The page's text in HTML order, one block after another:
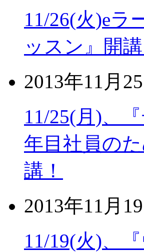
11/26(火)eラ
ッスン』開講
2013年11月
11/25(月)、
年目社員の
講！
2013年11月
11/19(火)、